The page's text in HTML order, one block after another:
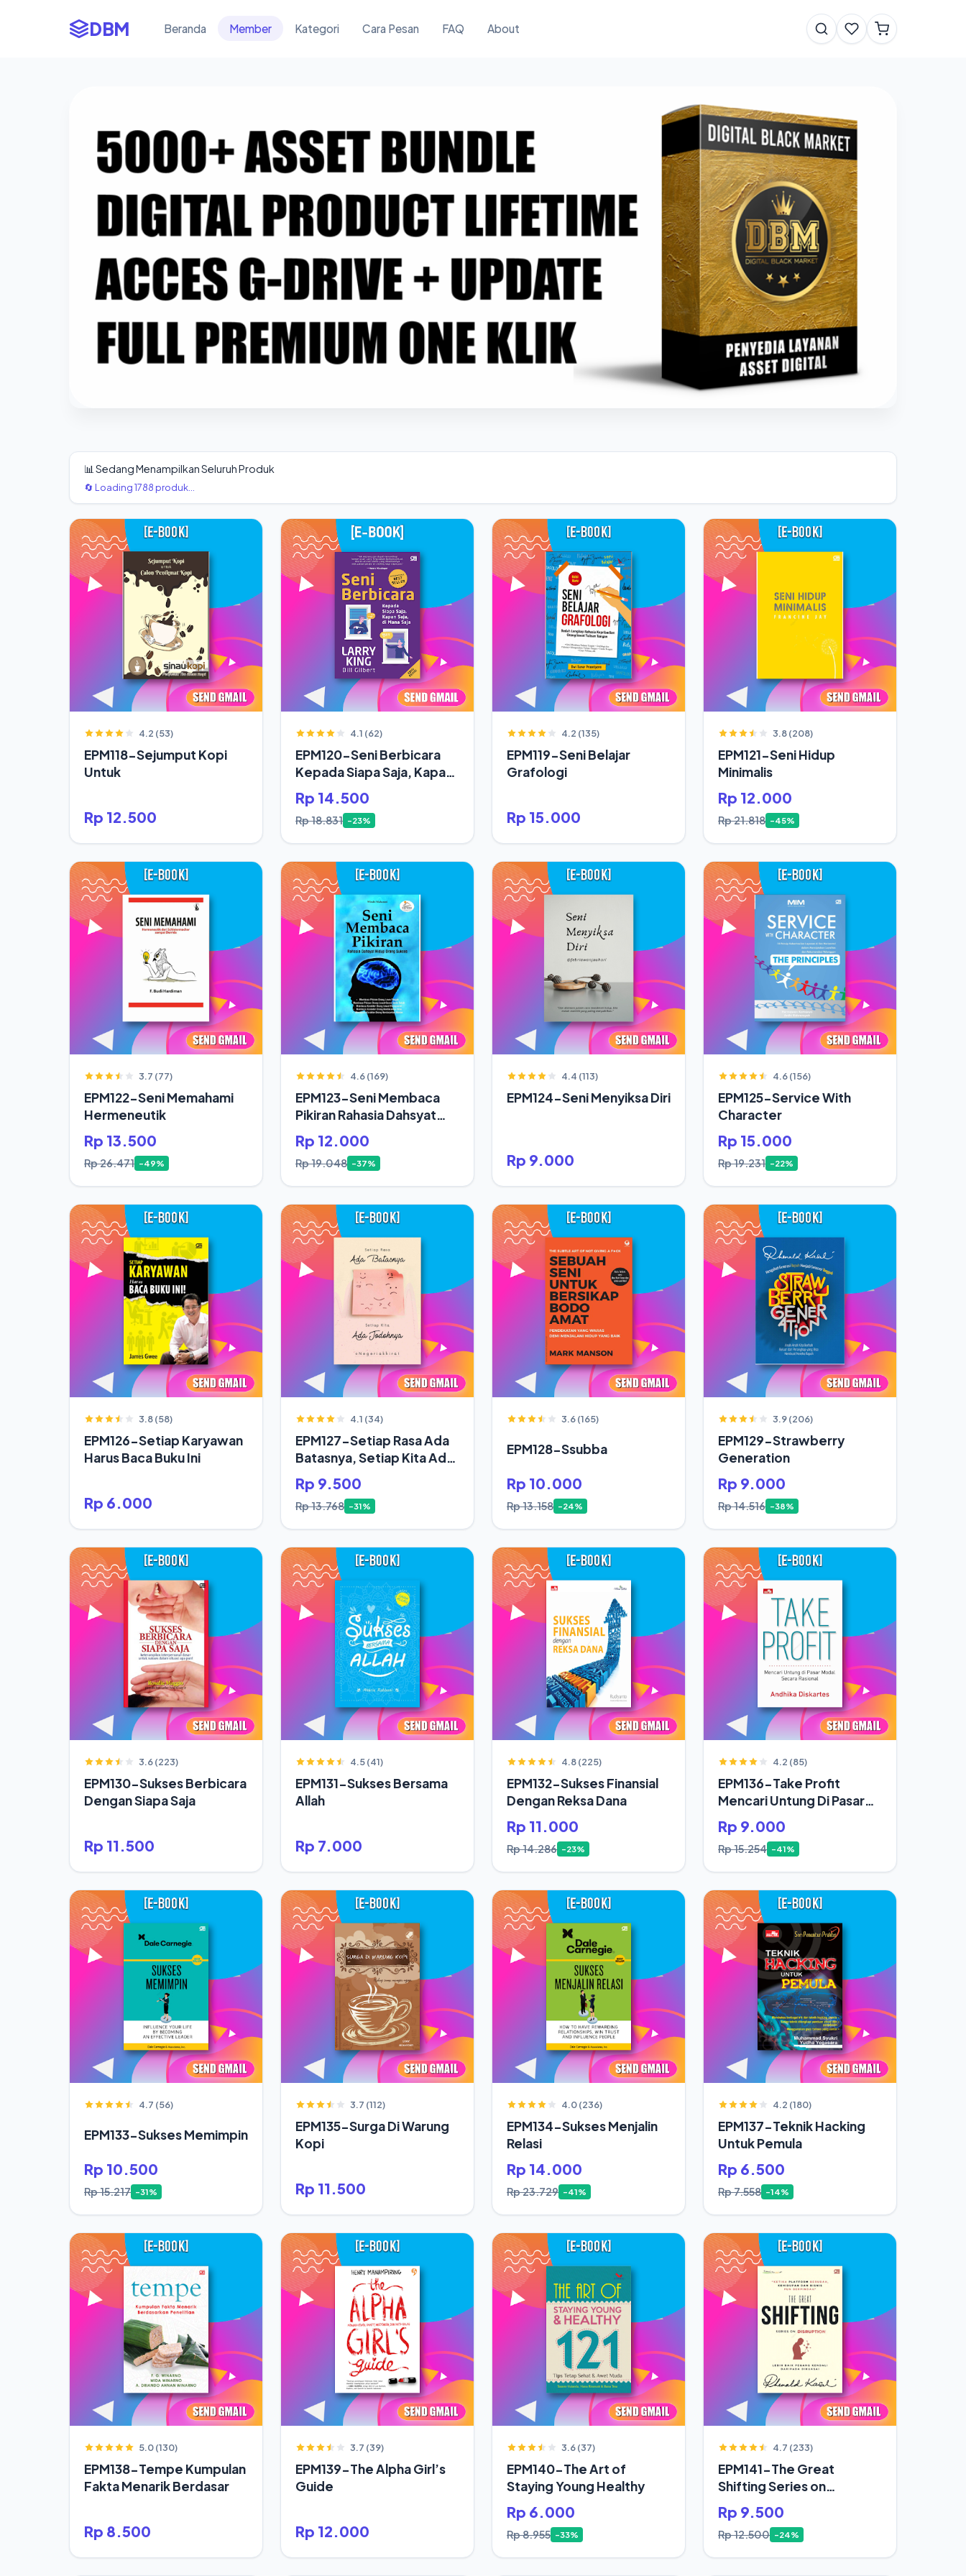
DBM Beranda Member Kategori Cara Pesan FAQ About
📊 Sedang Menampilkan Seluruh Produk
🔄 Loading 1788 produk...
4.2 (53)
EPM118-Sejumput Kopi
Untuk
Rp 12.500
4.1 (62)
EPM120-Seni Berbicara
Kepada Siapa Saja, Kapan
Saja
Rp 14.500
Rp 18.831 -23%
4.2 (135)
EPM119-Seni Belajar
Grafologi
Rp 15.000
3.8 (208)
EPM121-Seni Hidup
Minimalis
Rp 12.000
Rp 21.818 -45%
3.7 (77)
EPM122-Seni Memahami
Hermeneutik
Rp 13.500
Rp 26.471 -49%
4.6 (169)
EPM123-Seni Membaca
Pikiran Rahasia Dahsyat
Hidup Orang Sukses
Rp 12.000
Rp 19.048 -37%
4.4 (113)
EPM124-Seni Menyiksa Diri
Rp 9.000
4.6 (156)
EPM125-Service With
Character
Rp 15.000
Rp 19.231 -22%
3.8 (58)
EPM126-Setiap Karyawan
Harus Baca Buku Ini
Rp 6.000
4.1 (34)
EPM127-Setiap Rasa Ada
Batasnya, Setiap Kita Ada
Jodoh
Rp 9.500
Rp 13.768 -31%
3.6 (165)
EPM128-Ssubba
Rp 10.000
Rp 13.158 -24%
3.9 (206)
EPM129-Strawberry
Generation
Rp 9.000
Rp 14.516 -38%
3.6 (223)
EPM130-Sukses Berbicara
Dengan Siapa Saja
Rp 11.500
4.5 (41)
EPM131-Sukses Bersama
Allah
Rp 7.000
4.8 (225)
EPM132-Sukses Finansial
Dengan Reksa Dana
Rp 11.000
Rp 14.286 -23%
4.2 (85)
EPM136-Take Profit
Mencari Untung Di Pasar
Modal Secara Rasional
Rp 9.000
Rp 15.254 -41%
4.7 (56)
EPM133-Sukses Memimpin
Rp 10.500
Rp 15.217 -31%
3.7 (112)
EPM135-Surga Di Warung
Kopi
Rp 11.500
4.0 (236)
EPM134-Sukses Menjalin
Relasi
Rp 14.000
Rp 23.729 -41%
4.2 (180)
EPM137-Teknik Hacking
Untuk Pemula
Rp 6.500
Rp 7.558 -14%
5.0 (130)
EPM138-Tempe Kumpulan
Fakta Menarik Berdasar
Rp 8.500
3.7 (39)
EPM139-The Alpha Girl’s
Guide
Rp 12.000
3.6 (37)
EPM140-The Art of
Staying Young Healthy
Rp 6.000
Rp 8.955 -33%
4.7 (233)
EPM141-The Great
Shifting Series on
Disruption
Rp 9.500
Rp 12.500 -24%